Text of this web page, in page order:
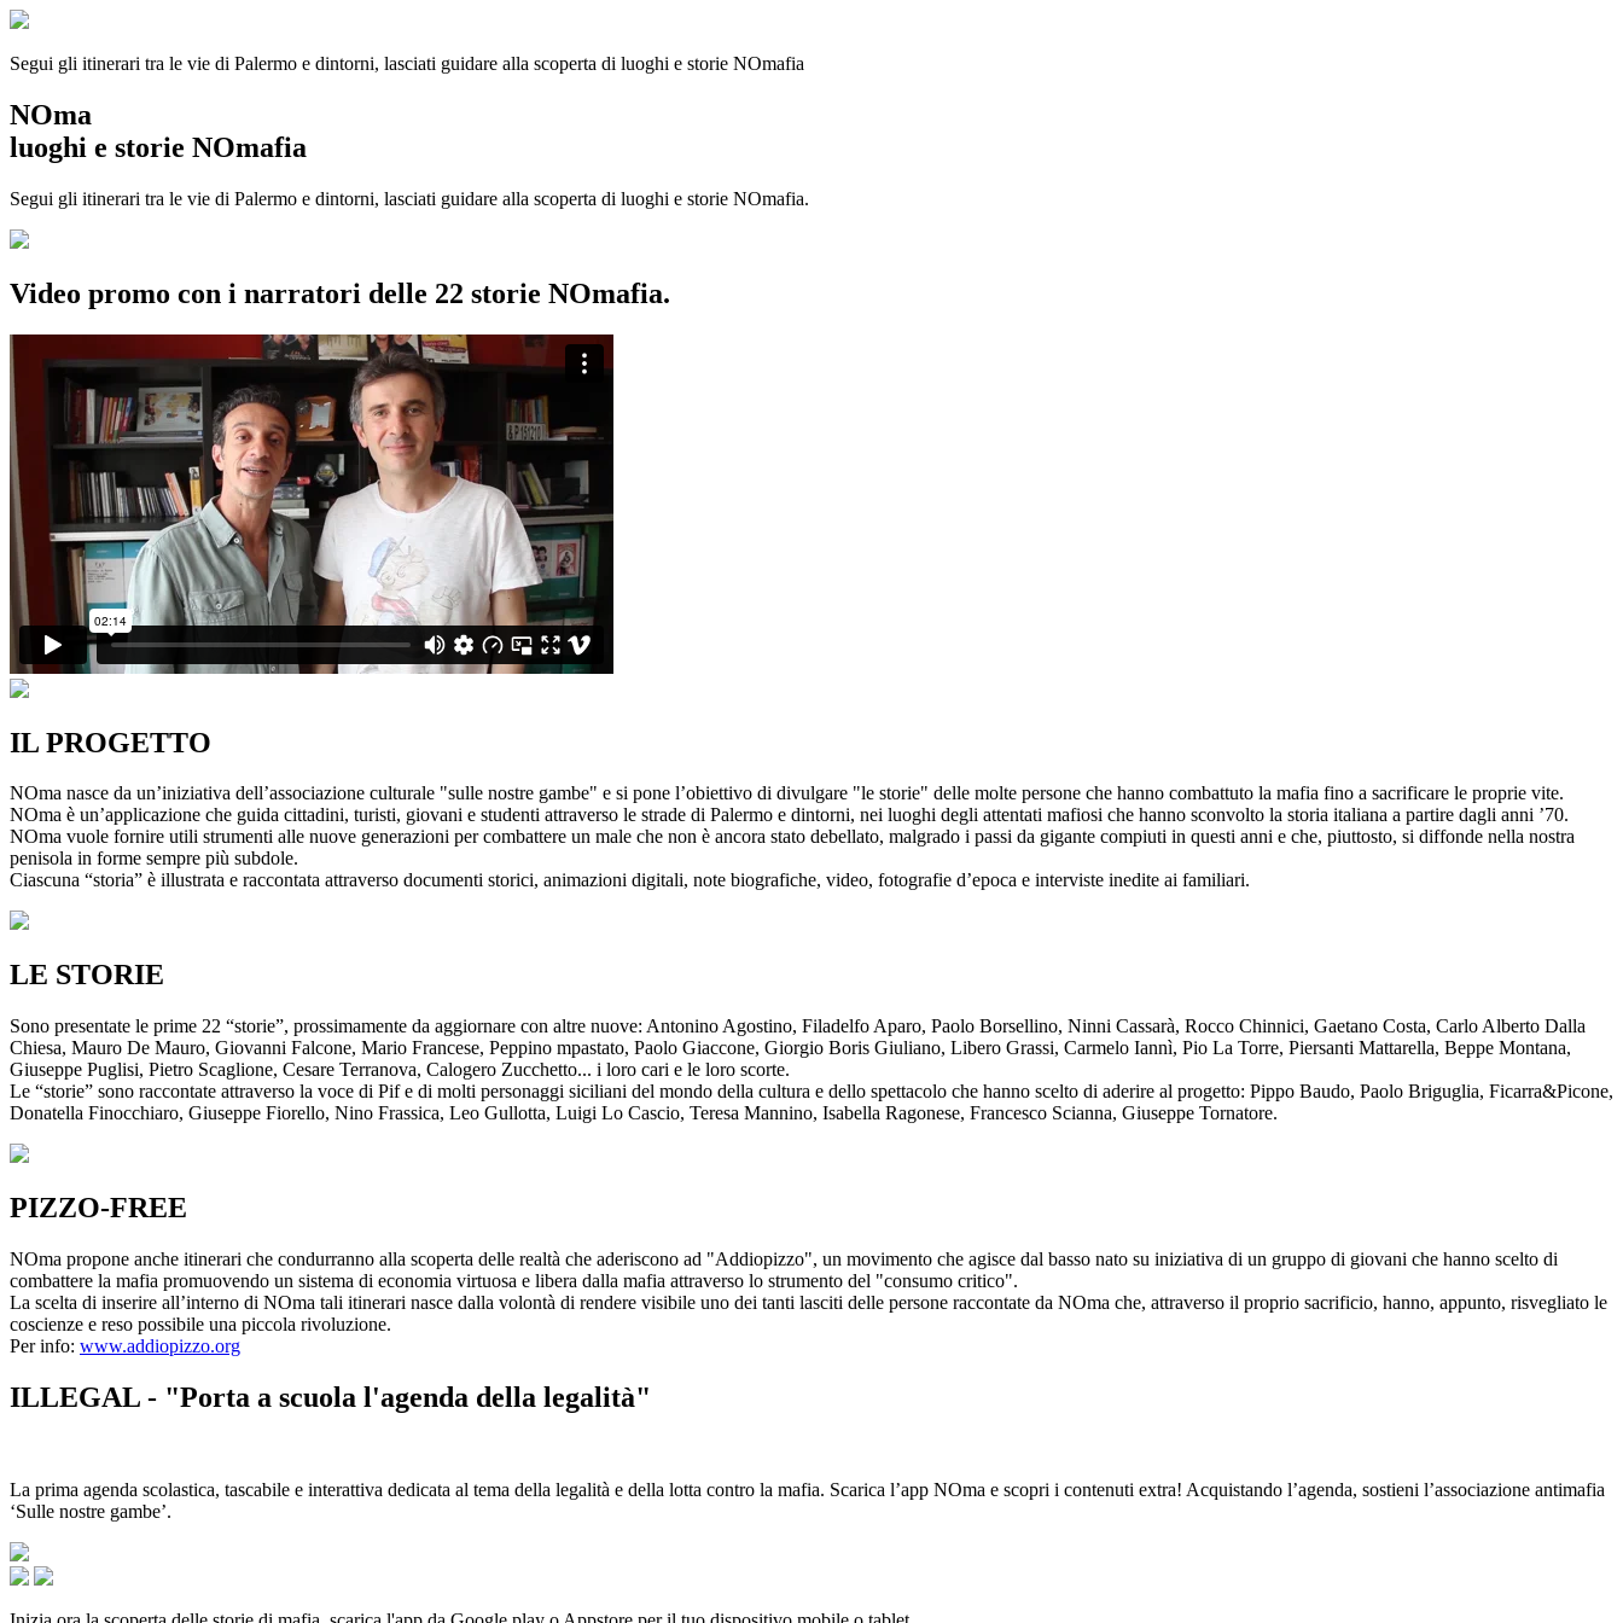
Segui gli itinerari tra le vie di Palermo e dintorni, lasciati guidare alla scoperta di luoghi e storie NOmafia
NOma
luoghi e storie NOmafia
Segui gli itinerari tra le vie di Palermo e dintorni, lasciati guidare alla scoperta di luoghi e storie NOmafia.
Video promo con i narratori delle 22 storie NOmafia.
IL PROGETTO
NOma nasce da un’iniziativa dell’associazione culturale "sulle nostre gambe" e si pone l’obiettivo di divulgare "le storie" delle molte persone che hanno combattuto la mafia fino a sacrificare le proprie vite.
NOma è un’applicazione che guida cittadini, turisti, giovani e studenti attraverso le strade di Palermo e dintorni, nei luoghi degli attentati mafiosi che hanno sconvolto la storia italiana a partire dagli anni ’70.
NOma vuole fornire utili strumenti alle nuove generazioni per combattere un male che non è ancora stato debellato, malgrado i passi da gigante compiuti in questi anni e che, piuttosto, si diffonde nella nostra
penisola in forme sempre più subdole.
Ciascuna “storia” è illustrata e raccontata attraverso documenti storici, animazioni digitali, note biografiche, video, fotografie d’epoca e interviste inedite ai familiari.
LE STORIE
Sono presentate le prime 22 “storie”, prossimamente da aggiornare con altre nuove: Antonino Agostino, Filadelfo Aparo, Paolo Borsellino, Ninni Cassarà, Rocco Chinnici, Gaetano Costa, Carlo Alberto Dalla
Chiesa, Mauro De Mauro, Giovanni Falcone, Mario Francese, Peppino mpastato, Paolo Giaccone, Giorgio Boris Giuliano, Libero Grassi, Carmelo Iannì, Pio La Torre, Piersanti Mattarella, Beppe Montana,
Giuseppe Puglisi, Pietro Scaglione, Cesare Terranova, Calogero Zucchetto... i loro cari e le loro scorte.
Le “storie” sono raccontate attraverso la voce di Pif e di molti personaggi siciliani del mondo della cultura e dello spettacolo che hanno scelto di aderire al progetto: Pippo Baudo, Paolo Briguglia, Ficarra&Picone,
Donatella Finocchiaro, Giuseppe Fiorello, Nino Frassica, Leo Gullotta, Luigi Lo Cascio, Teresa Mannino, Isabella Ragonese, Francesco Scianna, Giuseppe Tornatore.
PIZZO-FREE
NOma propone anche itinerari che condurranno alla scoperta delle realtà che aderiscono ad "Addiopizzo", un movimento che agisce dal basso nato su iniziativa di un gruppo di giovani che hanno scelto di
combattere la mafia promuovendo un sistema di economia virtuosa e libera dalla mafia attraverso lo strumento del "consumo critico".
La scelta di inserire all’interno di NOma tali itinerari nasce dalla volontà di rendere visibile uno dei tanti lasciti delle persone raccontate da NOma che, attraverso il proprio sacrificio, hanno, appunto, risvegliato le
coscienze e reso possibile una piccola rivoluzione.
Per info: www.addiopizzo.org
ILLEGAL - "Porta a scuola l'agenda della legalità"
La prima agenda scolastica, tascabile e interattiva dedicata al tema della legalità e della lotta contro la mafia. Scarica l’app NOma e scopri i contenuti extra! Acquistando l’agenda, sostieni l’associazione antimafia
‘Sulle nostre gambe’.